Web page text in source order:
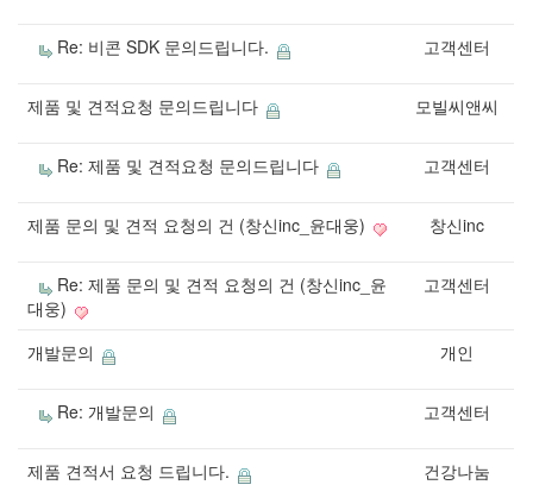
Re: 비콘 SDK 문의드립니다. 고객센터
제품 및 견적요청 문의드립니다 모빌씨앤씨
Re: 제품 및 견적요청 문의드립니다 고객센터
제품 문의 및 견적 요청의 건 (창신inc_윤대웅) 창신inc
Re: 제품 문의 및 견적 요청의 건 (창신inc_윤
대웅)
고객센터
개발문의 개인
Re: 개발문의 고객센터
제품 견적서 요청 드립니다. 건강나눔